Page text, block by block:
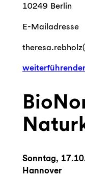
10249 Berlin
E-Mailadresse
Sonntag,
Hannover